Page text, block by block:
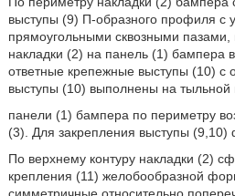
выступы (9) П-образного профиля с
прямоугольными сквозными пазами,
накладки (2) на панель (1) бампера
ответные крепежные выступы (10) с
выступы (10) выполнены на тыльной
панели (1) бампера по периметру
(3). Для закрепления выступы (9,10)
По верхнему контуру накладки (2)
крепления (11) желобообразной